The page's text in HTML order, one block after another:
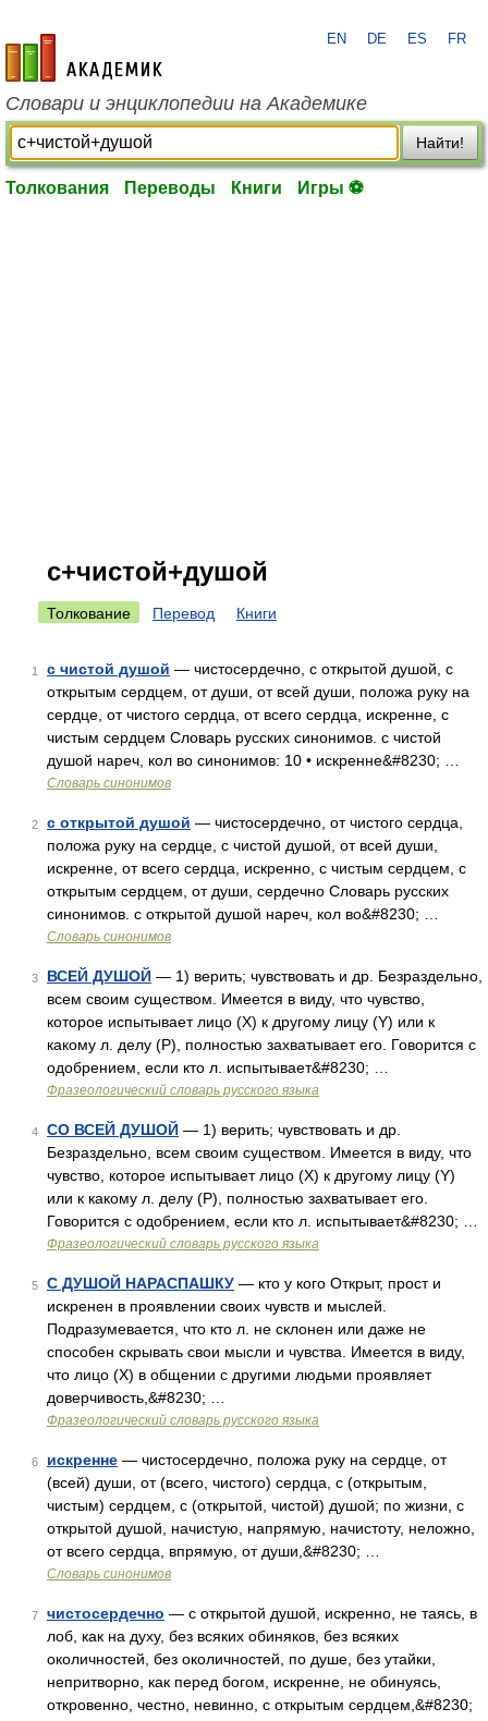
academic.ru
EN DE ES FR
Словари и энциклопедии на Академике
Найти!
Толкования Переводы Книги Игры ⚽
с+чистой+душой
Толкование Перевод Книги
1 с чистой душой — чистосердечно, с открытой душой, с
открытым сердцем, от души, от всей души, положа руку на
сердце, от чистого сердца, от всего сердца, искренне, с
чистым сердцем Словарь русских синонимов. с чистой
душой нареч, кол во синонимов: 10 • искренне&#8230; …
Словарь синонимов
2 с открытой душой — чистосердечно, от чистого сердца,
положа руку на сердце, с чистой душой, от всей души,
искренне, от всего сердца, искренно, с чистым сердцем, с
открытым сердцем, от души, сердечно Словарь русских
синонимов. с открытой душой нареч, кол во&#8230; …
Словарь синонимов
3 ВСЕЙ ДУШОЙ — 1) верить; чувствовать и др. Безраздельно,
всем своим существом. Имеется в виду, что чувство,
которое испытывает лицо (X) к другому лицу (Y) или к
какому л. делу (Р), полностью захватывает его. Говорится с
одобрением, если кто л. испытывает&#8230; …
Фразеологический словарь русского языка
4 СО ВСЕЙ ДУШОЙ — 1) верить; чувствовать и др.
Безраздельно, всем своим существом. Имеется в виду, что
чувство, которое испытывает лицо (X) к другому лицу (Y)
или к какому л. делу (Р), полностью захватывает его.
Говорится с одобрением, если кто л. испытывает&#8230; …
Фразеологический словарь русского языка
5 С ДУШОЙ НАРАСПАШКУ — кто у кого Открыт, прост и
искренен в проявлении своих чувств и мыслей.
Подразумевается, что кто л. не склонен или даже не
способен скрывать свои мысли и чувства. Имеется в виду,
что лицо (Х) в общении с другими людьми проявляет
доверчивость,&#8230; …
Фразеологический словарь русского языка
6 искренне — чистосердечно, положа руку на сердце, от
(всей) души, от (всего, чистого) сердца, с (открытым,
чистым) сердцем, с (открытой, чистой) душой; по жизни, с
открытой душой, начистую, напрямую, начистоту, неложно,
от всего сердца, впрямую, от души,&#8230; …
Словарь синонимов
7 чистосердечно — с открытой душой, искренно, не таясь, в
лоб, как на духу, без всяких обиняков, без всяких
околичностей, без околичностей, по душе, без утайки,
непритворно, как перед богом, искренне, не обинуясь,
откровенно, честно, невинно, с открытым сердцем,&#8230;